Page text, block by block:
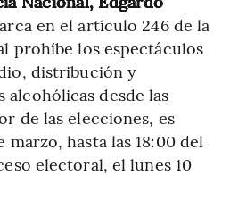
en el artículo 246 de la
prohíbe los espectáculos
distribución y
alcohólicas desde las
de las elecciones, es
marzo, hasta las 18:00 del
electoral, el lunes 10